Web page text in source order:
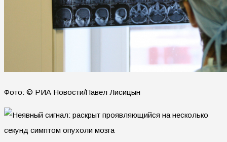
Фото: © РИА Новости/Павел Лисицын